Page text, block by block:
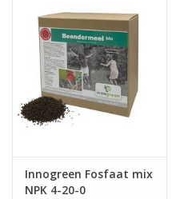
Vallen
Drukspuiten
Onkruid & Reiniging
Zaden
Innogreen Fosfaat mix
NPK 4-20-0